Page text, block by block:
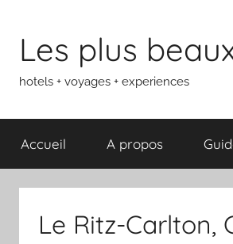
contenu
Les plus
hotels + voyages + experiences
Accueil A propos
Le Ritz-Carlton,